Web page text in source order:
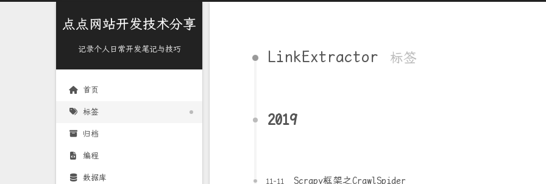
点点网站开发技术分享
记录个人日常开发笔记与技巧
首页
标签
归档
编程
数据库
LinkExtractor 标签
2019
11-11 Scrapy框架之CrawlSpider